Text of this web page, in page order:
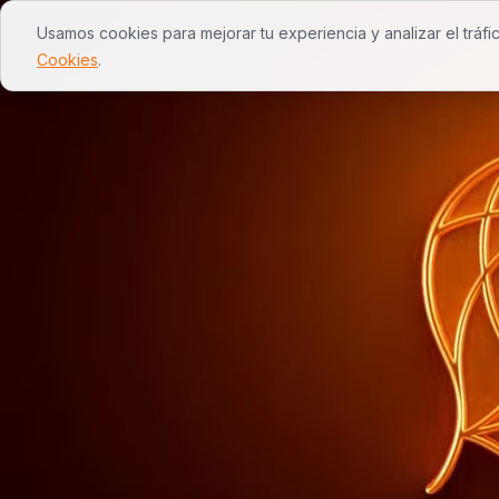
inicio servicios nosotros wevy
Usamos cookies para mejorar tu experiencia y analizar el
Cookies.